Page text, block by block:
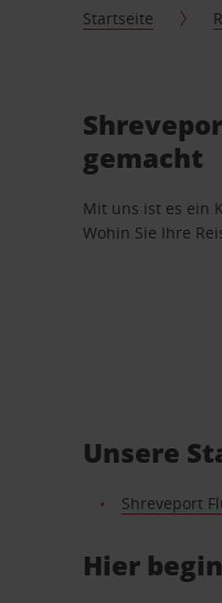
Startseite
gemacht
Mit uns ist es ein
Wohin Sie Ihre
Unsere
Shreveport
Hier